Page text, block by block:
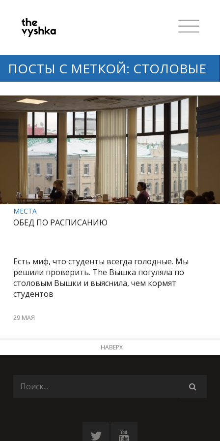
ПОСТЫ С МЕТКОЙ: СТОЛОВЫЕ
МЕСТА
ОБЕД ПО РАСПИСАНИЮ
Есть миф, что студенты всегда голодные. Мы
решили проверить. The Вышка погуляла по
столовым Вышки и выяснила, чем кормят
студентов
29 МАЯ
НАВЕРХ